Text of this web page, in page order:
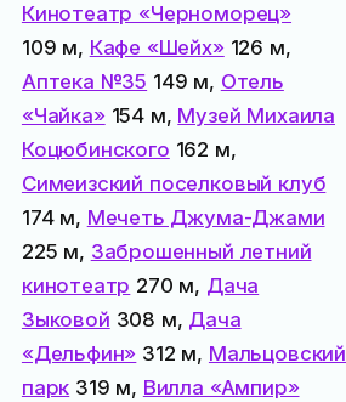
Кинотеатр «Черноморец»
109 м, Кафе «Шейх»126 м,
Аптека №35 149 м, Отель
«Чайка»154 м, Музей Михаила
Коцюбинского 162 м,
Симеизский поселковый клуб
174 м, Мечеть Джума-Джами
225 м, Заброшенный летний
кинотеатр 270 м, Дача
Зыковой 308 м, Дача
«Дельфин» 312 м, Мальцовский
парк 319 м, Вилла «Ампир»